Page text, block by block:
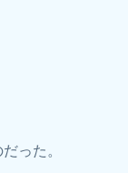
った。